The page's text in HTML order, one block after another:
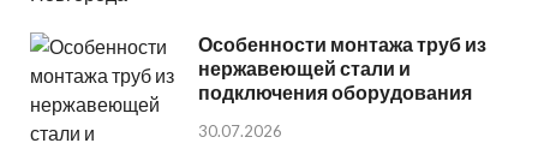
Особенности монтажа труб из
нержавеющей стали и
подключения оборудования
30.07.2026